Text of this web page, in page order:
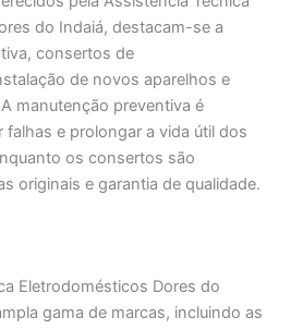
do Indaiá, destacam-se a
consertos de
de novos aparelhos e
manutenção preventiva é
falhas e prolongar a vida útil dos
os consertos são
originais e garantia de qualidade.
Eletrodomésticos Dores do
gama de marcas, incluindo as